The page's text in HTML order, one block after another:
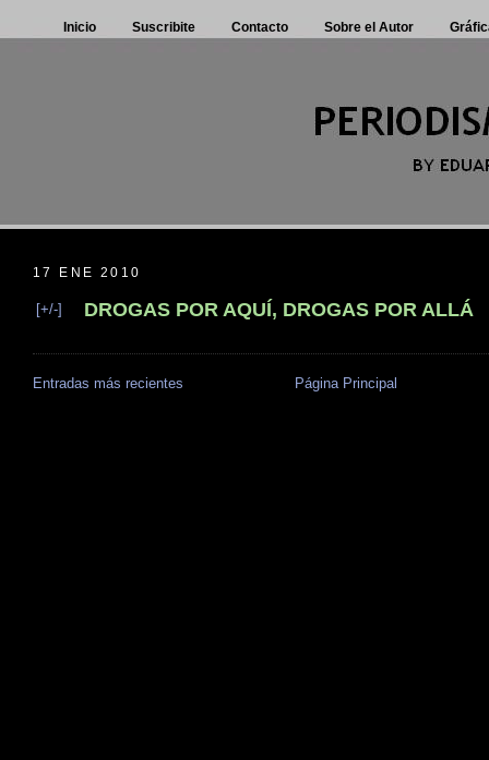
Inicio Suscribite Contacto Sobre el Autor
17 ENE 2010
[+/-] DROGAS POR AQUÍ, DROGAS POR ALLÁ
Entradas más recientes Página Principal